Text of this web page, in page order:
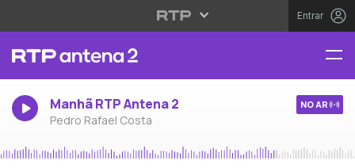
Entrar
Manhã RTP Antena 2
Pedro Rafael Costa
NO AR